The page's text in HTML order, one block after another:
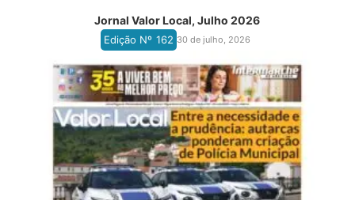
Jornal Valor Local, Julho 2026
Edição Nº 162 30 de julho, 2026